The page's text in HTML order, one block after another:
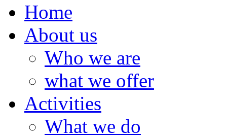
Home
About us
Who we are
what we offer
Activities
What we do